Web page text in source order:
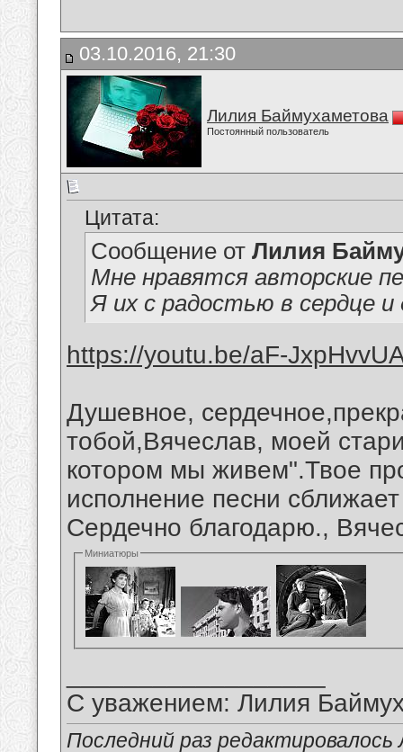
03.10.2016, 21:30
Лилия Баймухаметова
Постоянный пользователь
Цитата:
Сообщение от Лилия
Мне нравятся авторские
Я их с радостью в сердце
https://youtu.be/aF-
Душевное,
тобой,Вячеслав, моей
котором мы живем".Твое
исполнение песни
Сердечно благодарю.,
Миниатюры
С уважением: Лилия
Последний раз